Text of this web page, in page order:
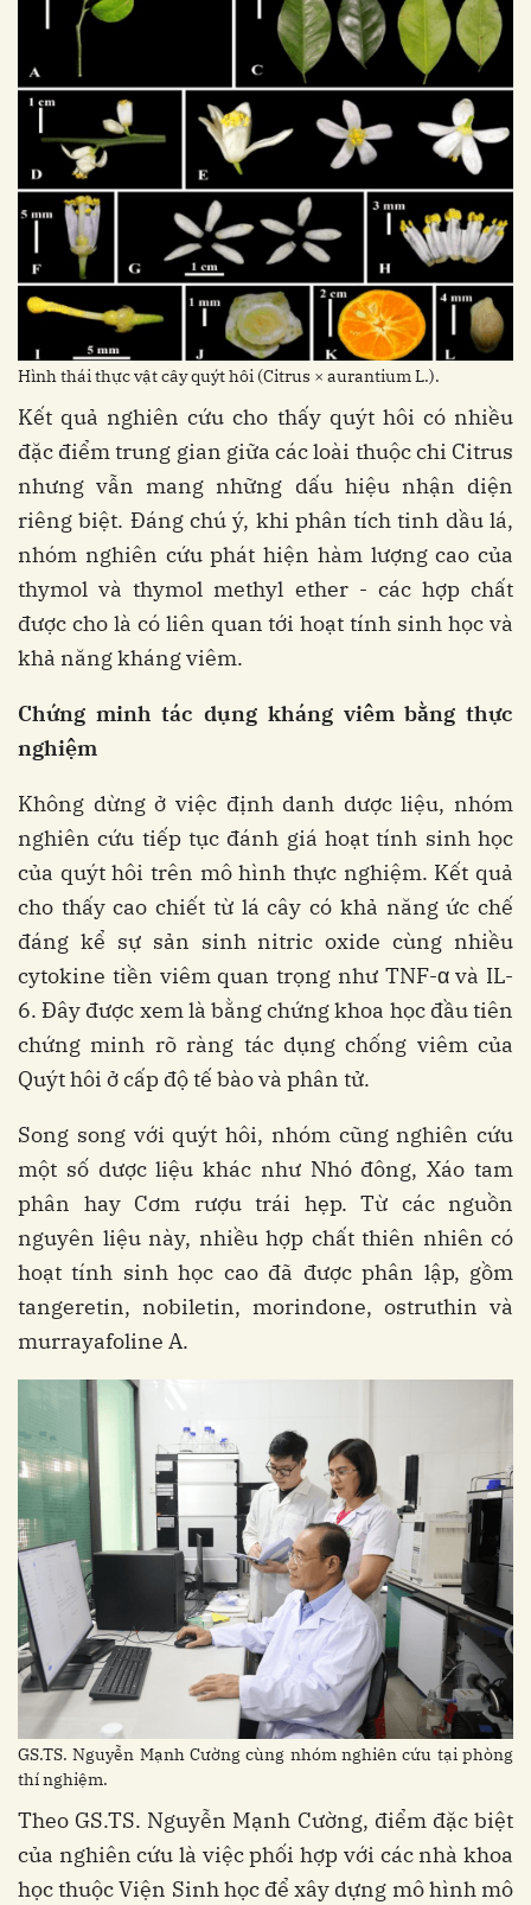
Hình thái thực vật cây quýt hôi (Citrus × aurantium L.).
Kết quả nghiên cứu cho thấy quýt hôi có nhiều
đặc điểm trung gian giữa các loài thuộc chi Citrus
nhưng vẫn mang những dấu hiệu nhận diện
riêng biệt. Đáng chú ý, khi phân tích tinh dầu lá,
nhóm nghiên cứu phát hiện hàm lượng cao của
thymol và thymol methyl ether - các hợp chất
được cho là có liên quan tới hoạt tính sinh học và
khả năng kháng viêm.
Chứng minh tác dụng kháng viêm bằng thực
nghiệm
Không dừng ở việc định danh dược liệu, nhóm
nghiên cứu tiếp tục đánh giá hoạt tính sinh học
của quýt hôi trên mô hình thực nghiệm. Kết quả
cho thấy cao chiết từ lá cây có khả năng ức chế
đáng kể sự sản sinh nitric oxide cùng nhiều
cytokine tiền viêm quan trọng như TNF-α và IL-
6. Đây được xem là bằng chứng khoa học đầu tiên
chứng minh rõ ràng tác dụng chống viêm của
Quýt hôi ở cấp độ tế bào và phân tử.
Song song với quýt hôi, nhóm cũng nghiên cứu
một số dược liệu khác như Nhó đông, Xáo tam
phân hay Cơm rượu trái hẹp. Từ các nguồn
nguyên liệu này, nhiều hợp chất thiên nhiên có
hoạt tính sinh học cao đã được phân lập, gồm
tangeretin, nobiletin, morindone, ostruthin và
murrayafoline A.
GS.TS. Nguyễn Mạnh Cường cùng nhóm nghiên cứu tại phòng
thí nghiệm.
Theo GS.TS. Nguyễn Mạnh Cường, điểm đặc biệt
của nghiên cứu là việc phối hợp với các nhà khoa
học thuộc Viện Sinh học để xây dựng mô hình mô